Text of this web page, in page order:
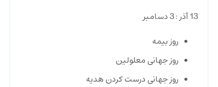
13 آذر : 3 دسامبر
روز بیمه
روز جهانی معلولین
روز جهانی درست کردن هدیه